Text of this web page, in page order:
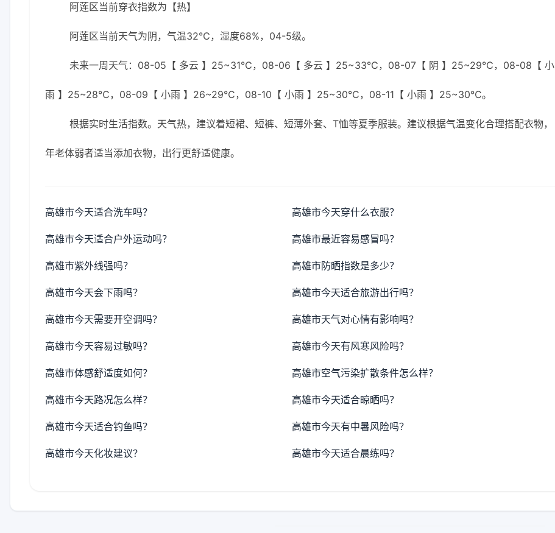
阿莲区当前穿衣指数为【热】
阿莲区当前天气为阴，气温32℃，湿度68%，04-5级。
未来一周天气：08-05【 多云 】25~31℃，08-06【 多云 】25~33℃，08-07【 阴 】25~29℃，08-08【 小
雨 】25~28℃，08-09【 小雨 】26~29℃，08-10【 小雨 】25~30℃，08-11【 小雨 】25~30℃。
根据实时生活指数。天气热，建议着短裙、短裤、短薄外套、T恤等夏季服装。建议根据气温变化合理搭配衣物，
年老体弱者适当添加衣物，出行更舒适健康。
高雄市今天适合洗车吗？ 高雄市今天穿什么衣服？
高雄市今天适合户外运动吗？ 高雄市最近容易感冒吗？
高雄市紫外线强吗？ 高雄市防晒指数是多少？
高雄市今天会下雨吗？ 高雄市今天适合旅游出行吗？
高雄市今天需要开空调吗？ 高雄市天气对心情有影响吗？
高雄市今天容易过敏吗？ 高雄市今天有风寒风险吗？
高雄市体感舒适度如何？ 高雄市空气污染扩散条件怎么样？
高雄市今天路况怎么样？ 高雄市今天适合晾晒吗？
高雄市今天适合钓鱼吗？ 高雄市今天有中暑风险吗？
高雄市今天化妆建议？ 高雄市今天适合晨练吗？